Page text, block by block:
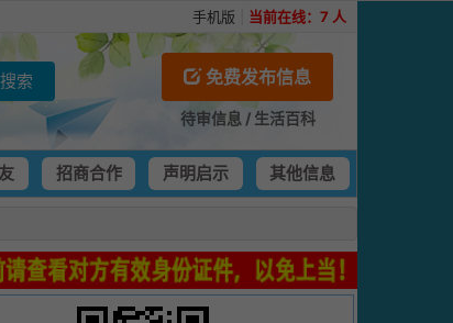
手机版 当前在线： 7 人
搜索 免费发布信息
待审信息 / 生活百科
招商合作 声明启示 其他信息